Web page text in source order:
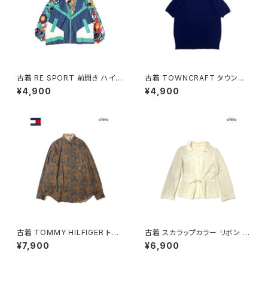
古着 RE SPORT 前開き ハイ
ネック 総柄 ナイロン 長袖 アウ
ター ヘビージャケット 緑 紺 (tt
¥4,900
古着 TOWNCRAFT タウンク
ラフト 無地 半袖 ニット 紺 (ttu2
509075)
¥4,900
古着 TOMMY HILFIGER トミ
ーヒルフィガー 前開き 総柄 ペ
イズリー柄 コットン100％ 長袖
¥7,900
古着 スカラップカラー リボン 無
地 長袖 ニット カーディガン ベ
ージュ 生成り (ttu2501064)
¥6,900